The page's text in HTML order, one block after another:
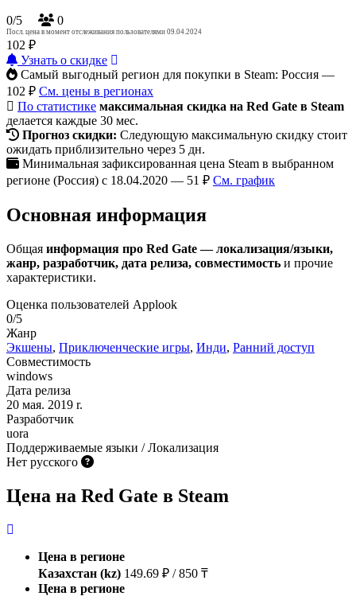
0/5
0
Посл. цена в момент отслеживания пользователями 09.04.2024
102 ₽
Узнать о скидке
Самый выгодный регион для покупки в Steam: Россия —
102 ₽ См. цены в регионах
По статистике максимальная скидка на Red Gate в Steam
делается каждые 30 мес.
Прогноз скидки: Следующую максимальную скидку стоит
ожидать приблизительно через 5 дн.
Минимальная зафиксированная цена Steam в выбранном
регионе (Россия) с 18.04.2020 — 51 ₽ См. график
Основная информация
Общая информация про Red Gate — локализация/языки,
жанр, разработчик, дата релиза, совместимость и прочие
характеристики.
Оценка пользователей Applook
0/5
Жанр
Экшены, Приключенческие игры, Инди, Ранний доступ
Совместимость
windows
Дата релиза
20 мая. 2019 r.
Разработчик
uora
Поддерживаемые языки / Локализация
Нет русского
Цена на Red Gate в Steam
Цена в регионе
Казахстан (kz) 149.69 ₽ / 850 ₸
Цена в регионе